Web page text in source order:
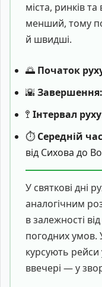
міста, ринків
менший, тому
й швидші.
🌅 Початок
🌇 Завершення:
🚏 Інтервал
⏱️ Середній
від Сихова до
У святкові дні
аналогічним
в залежності
погодних умов.
курсують
ввечері — у